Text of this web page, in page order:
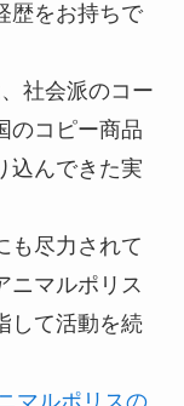
歴をお持ちで
社会派のコー
のコピー商品
込んできた実
も尽力されて
ニマルポリス
して活動を続